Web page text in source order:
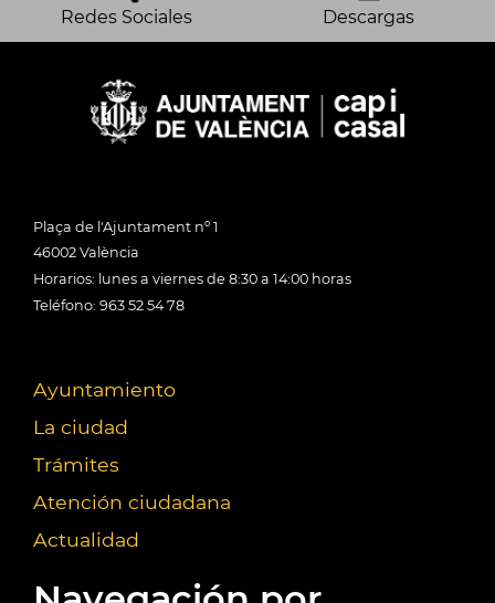
Redes Sociales Descargas
Plaça de l'Ajuntament nº 1
46002 València
Horarios: lunes a viernes de 8:30 a 14:00 horas
Teléfono: 963 52 54 78
Ayuntamiento
La ciudad
Trámites
Atención ciudadana
Actualidad